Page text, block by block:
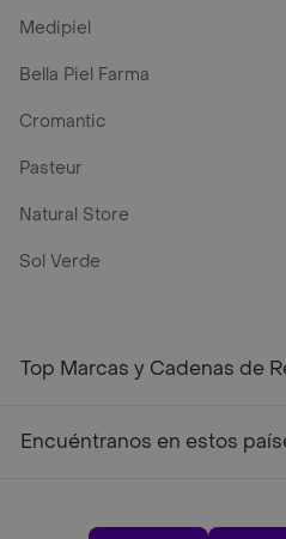
Medipiel
Bella Piel Farma
Cromantic
Pasteur
Natural Store
Sol Verde
Top Marcas y Cadenas de
Encuéntranos en estos